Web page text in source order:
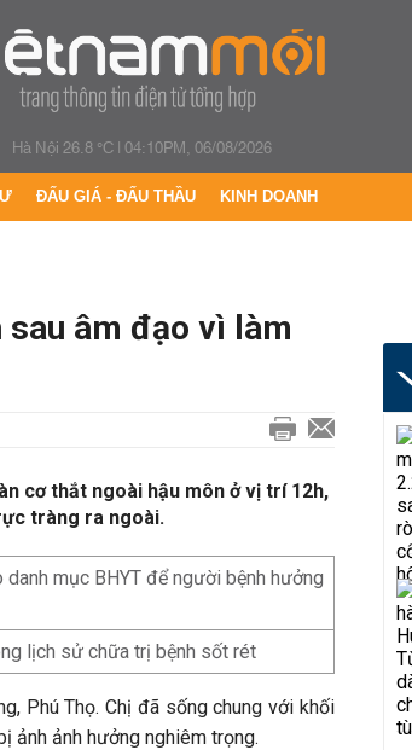
Hà Nội 26.8 °C|04:10PM, 06/08/2026
ĐẤU GIÁ - ĐẤU THẦU KINH DOANH
sau âm đạo vì làm
cơ thắt ngoài hậu môn ở vị trí 12h,
tràng ra ngoài.
mục BHYT để người bệnh hưởng
lịch sử chữa trị bệnh sốt rét
Phú Thọ. Chị đã sống chung với khối
ảnh ảnh hưởng nghiêm trọng.